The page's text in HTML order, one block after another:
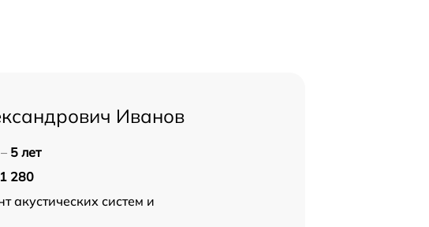
Иванов
5 лет
1 280
акустических систем и